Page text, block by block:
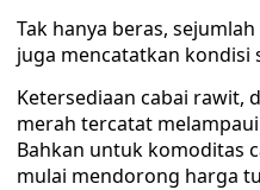
Tak hanya beras,
juga mencatatkan kondisi
Ketersediaan cabai rawit,
merah tercatat
Bahkan untuk komoditas
mulai mendorong harga